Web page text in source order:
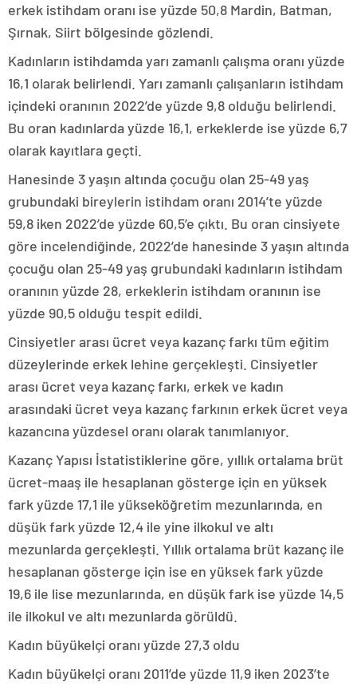
erkek istihdam oranı ise yüzde 50,8 Mardin, Batman,
Şırnak, Siirt bölgesinde gözlendi.
Kadınların istihdamda yarı zamanlı çalışma oranı yüzde
16,1 olarak belirlendi. Yarı zamanlı çalışanların istihdam
içindeki oranının 2022’de yüzde 9,8 olduğu belirlendi.
Bu oran kadınlarda yüzde 16,1, erkeklerde ise yüzde 6,7
olarak kayıtlara geçti.
Hanesinde 3 yaşın altında çocuğu olan 25-49 yaş
grubundaki bireylerin istihdam oranı 2014’te yüzde
59,8 iken 2022’de yüzde 60,5’e çıktı. Bu oran cinsiyete
göre incelendiğinde, 2022’de hanesinde 3 yaşın altında
çocuğu olan 25-49 yaş grubundaki kadınların istihdam
oranının yüzde 28, erkeklerin istihdam oranının ise
yüzde 90,5 olduğu tespit edildi.
Cinsiyetler arası ücret veya kazanç farkı tüm eğitim
düzeylerinde erkek lehine gerçekleşti. Cinsiyetler
arası ücret veya kazanç farkı, erkek ve kadın
arasındaki ücret veya kazanç farkının erkek ücret veya
kazancına yüzdesel oranı olarak tanımlanıyor.
Kazanç Yapısı İstatistiklerine göre, yıllık ortalama brüt
ücret-maaş ile hesaplanan gösterge için en yüksek
fark yüzde 17,1 ile yükseköğretim mezunlarında, en
düşük fark yüzde 12,4 ile yine ilkokul ve altı
mezunlarda gerçekleşti. Yıllık ortalama brüt kazanç ile
hesaplanan gösterge için ise en yüksek fark yüzde
19,6 ile lise mezunlarında, en düşük fark ise yüzde 14,5
ile ilkokul ve altı mezunlarda görüldü.
Kadın büyükelçi oranı yüzde 27,3 oldu
Kadın büyükelçi oranı 2011’de yüzde 11,9 iken 2023’te